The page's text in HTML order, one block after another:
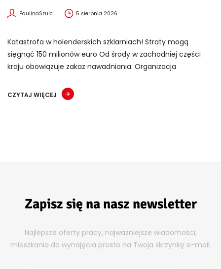
PaulinaSzulc 5 sierpnia 2026
Katastrofa w holenderskich szklarniach! Straty mogą
sięgnąć 150 milionów euro Od środy w zachodniej części
kraju obowiązuje zakaz nawadniania. Organizacja
CZYTAJ WIĘCEJ
Zapisz się na nasz newsletter
Najlepsze oferty pracy, najważniejsze wiadomości,
mieszkania do wynajęcia prosto na Twoja skrzynkę e-mail.